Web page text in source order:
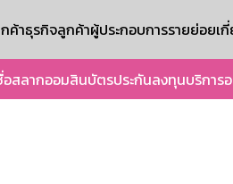
ค้าธุรกิจลูกค้าผู้ประกอบการรายย่อยเ
อสลากออมสินบัตรประกันลงทุนบริการ